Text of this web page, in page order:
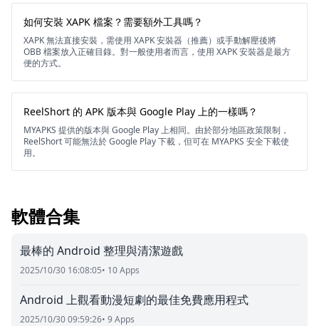
如何安裝 XAPK 檔案？需要額外工具嗎？
XAPK 無法直接安裝，需使用 XAPK 安裝器（推薦）或手動解壓後將
OBB 檔案放入正確目錄。對一般使用者而言，使用 XAPK 安裝器是最方
便的方式。
ReelShort 的 APK 版本與 Google Play 上的一樣嗎？
MYAPKS 提供的版本與 Google Play 上相同。由於部分地區政策限制，
ReelShort 可能無法於 Google Play 下載，但可在 MYAPKS 安全下載使
用。
軟體合集
最棒的 Android 整理與清潔遊戲
2025/10/30 16:08:05• 10 Apps
Android 上觀看動漫短劇的最佳免費應用程式
2025/10/30 09:59:26• 9 Apps